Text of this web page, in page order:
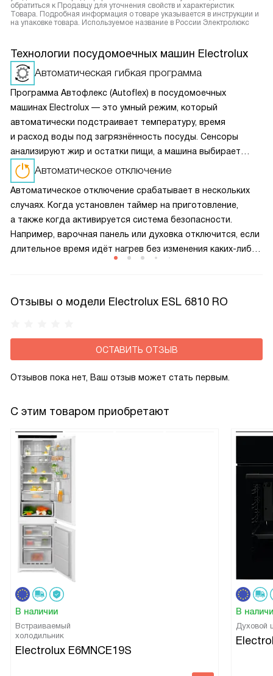
обратиться к Продавцу для уточнения свойств и характеристик
Товара. Подробная информация о товаре указывается в инструкции и
на упаковке товара. Используемое название в России Электролюкс
Технологии посудомоечных машин Electrolux
Автоматическая гибкая программа
Программа Автофлекс (Autoflex) в посудомоечных
машинах Electrolux — это умный режим, который
автоматически подстраивает температуру, время
и расход воды под загрязнённость посуды. Сенсоры
анализируют жир и остатки пищи, а машина выбирает
оптимальный цикл — экономя энергию и воду без потери
качества мойки.
Автоматическое отключение
Автоматическое отключение срабатывает в нескольких
случаях. Когда установлен таймер на приготовление,
а также когда активируется система безопасности.
Например, варочная панель или духовка отключится, если
длительное время идёт нагрев без изменения каких-либо
Отзывы о модели Electrolux ESL 6810 RO
ОСТАВИТЬ ОТЗЫВ
Отзывов пока нет, Ваш отзыв может стать первым.
С этим товаром приобретают
В наличии
Встраиваемый
холодильник
Electrolux E6MNCE19S
В
Духовой